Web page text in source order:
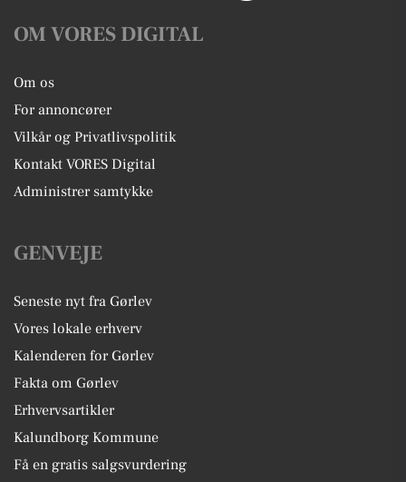
OM VORES DIGITAL
Om os
For annoncører
Vilkår og Privatlivspolitik
Kontakt VORES Digital
Administrer samtykke
GENVEJE
Seneste nyt fra Gørlev
Vores lokale erhverv
Kalenderen for Gørlev
Fakta om Gørlev
Erhvervsartikler
Kalundborg Kommune
Få en gratis salgsvurdering